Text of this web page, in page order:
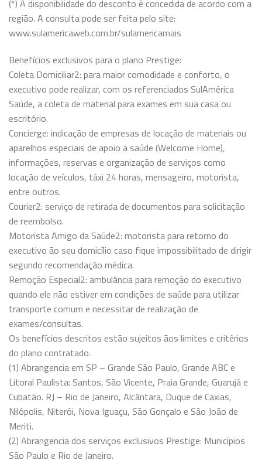
(*) A disponibilidade do desconto é concedida de acordo com a
região. A consulta pode ser feita pelo site:
www.sulamericaweb.com.br/sulamericamais
Benefícios exclusivos para o plano Prestige:
Coleta Domiciliar2: para maior comodidade e conforto, o
executivo pode realizar, com os referenciados SulAmérica
Saúde, a coleta de material para exames em sua casa ou
escritório.
Concierge: indicação de empresas de locação de materiais ou
aparelhos especiais de apoio a saúde (Welcome Home),
informações, reservas e organização de serviços como
locação de veículos, táxi 24 horas, mensageiro, motorista,
entre outros.
Courier2: serviço de retirada de documentos para solicitação
de reembolso.
Motorista Amigo da Saúde2: motorista para retorno do
executivo ão seu domicílio caso fique impossibilitado de dirigir
segundo recomendação médica.
Remoção Especial2: ambulância para remoção do executivo
quando ele não estiver em condições de saúde para utilizar
transporte comum e necessitar de realização de
exames/consultas.
Os benefícios descritos estão sujeitos ãos limites e critérios
do plano contratado.
(1) Abrangencia em SP – Grande São Paulo, Grande ABC e
Litoral Paulista: Santos, São Vicente, Praia Grande, Guarujá e
Cubatão. RJ – Rio de Janeiro, Alcântara, Duque de Caxias,
Nilópolis, Niterói, Nova Iguaçu, São Gonçalo e São João de
Meriti.
(2) Abrangencia dos serviços exclusivos Prestige: Municípios
São Paulo e Rio de Janeiro.